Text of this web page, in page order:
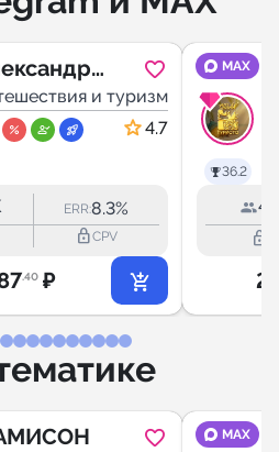
и туризм
4.7
ERR:8.3%
lock_outlineCPV
.40 ₽
MAX
36.2
lock_outline
2
MAX